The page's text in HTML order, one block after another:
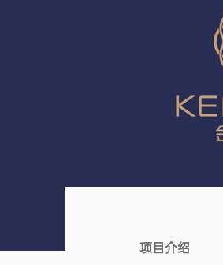
项目介绍